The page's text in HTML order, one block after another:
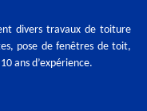
divers travaux de toiture
pose de fenêtres de toit,
ans d’expérience.